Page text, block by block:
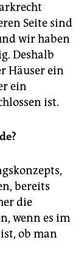
Seite sind
wir haben
Deshalb
Häuser ein
ein
ist.
bereits
die
wenn es im
ob man